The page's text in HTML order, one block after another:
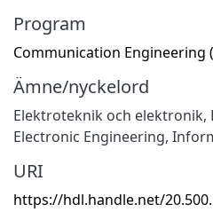
Program
Communication Engineering
Ämne/nyckelord
Elektroteknik och elektronik,
Electronic Engineering,
URI
https://hdl.handle.net/